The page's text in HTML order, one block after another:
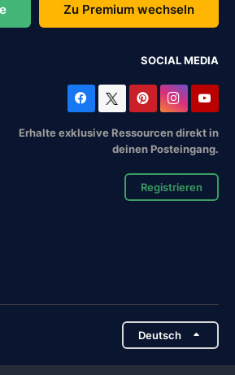
Zu Premium wechseln
SOCIAL MEDIA
Erhalte exklusive Ressourcen direkt in
deinen Posteingang.
Registrieren
Deutsch